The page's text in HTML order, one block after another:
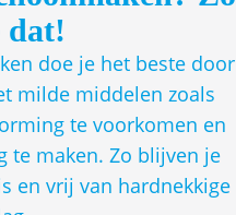
dat!
doe je het beste door
milde middelen zoals
te voorkomen en
te maken. Zo blijven je
en vrij van hardnekkige